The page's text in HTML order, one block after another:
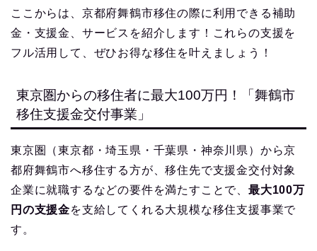
ここからは、京都府舞鶴市移住の際に利用できる補助
金・支援金、サービスを紹介します！これらの支援を
フル活用して、ぜひお得な移住を叶えましょう！
東京圏からの移住者に最大100万円！「舞鶴市
移住支援金交付事業」
東京圏（東京都・埼玉県・千葉県・神奈川県）から京
都府舞鶴市へ移住する方が、移住先で支援金交付対象
企業に就職するなどの要件を満たすことで、 最大100万
円の支援金を支給してくれる大規模な移住支援事業で
す。